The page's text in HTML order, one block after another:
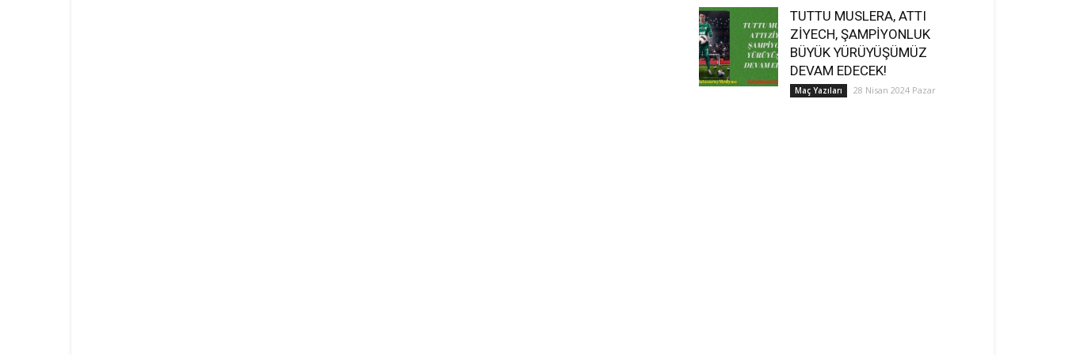
TUTTU MUSLERA, ATTI
ZİYECH, ŞAMPİYONLUK
BÜYÜK YÜRÜYÜŞÜMÜZ
DEVAM EDECEK!
Maç Yazıları 28 Nisan 2024 Pazar